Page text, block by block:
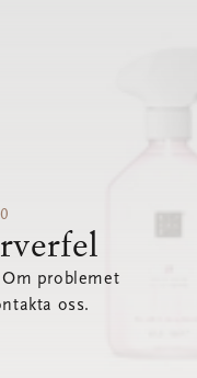
problemet
oss.